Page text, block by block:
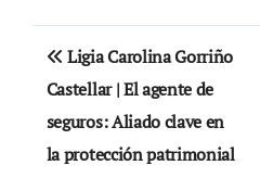
Navegación
de
entradas
Ligia Carolina Gorriño
Castellar | El agente de
seguros: Aliado clave en
la protección patrimonial